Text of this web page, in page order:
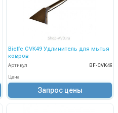
Bieffe CVK49 Удлинитель для мытья
ковров
Артикул BF-CVK49
Цена
Запрос цены